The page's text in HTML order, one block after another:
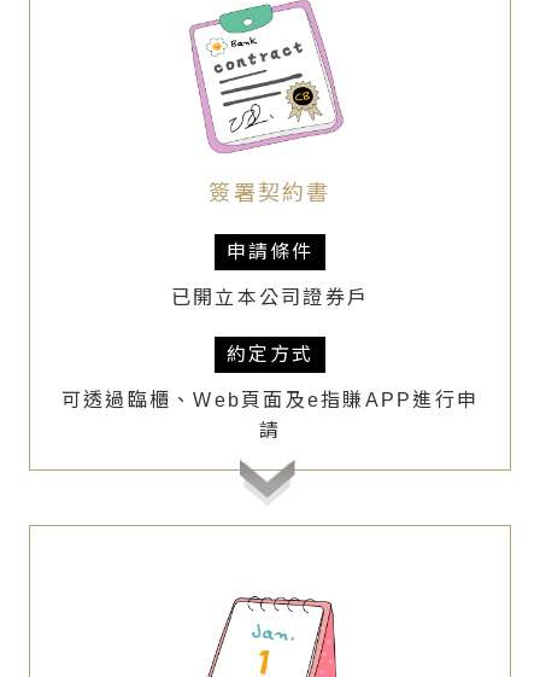
簽署契約書
申請條件
已開立本公司證券戶
約定方式
可透過臨櫃、Web頁面及e指賺APP進行申
請